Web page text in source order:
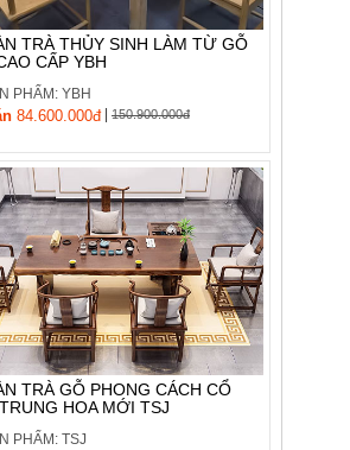
TRÀ THỦY SINH LÀM TỪ GỖ
CẤP YBH
PHẨM: YBH
84.600.000đ| 150.900.000đ
TRÀ GỖ PHONG CÁCH CỔ
HOA MỚI TSJ
PHẨM: TSJ